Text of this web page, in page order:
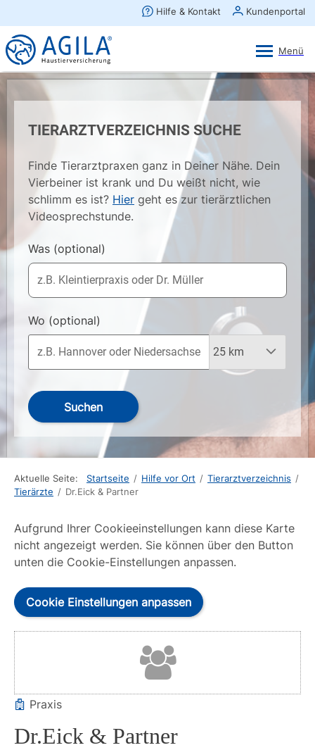
TIERARZTVERZEICHNIS SUCHE
Finde Tierarztpraxen ganz in Deiner Nähe. Dein
Vierbeiner ist krank und Du weißt nicht, wie
schlimm es ist? Hier geht es zur tierärztlichen
Videosprechstunde.
Was (optional)
Wo (optional)
Suchen
Aktuelle Seite: Startseite / Hilfe vor Ort / Tierarztverzeichnis /
Tierärzte / Dr.Eick & Partner
Aufgrund Ihrer Cookieeinstellungen kann diese Karte
nicht angezeigt werden. Sie können über den Button
unten die Cookie-Einstellungen anpassen.
Cookie Einstellungen anpassen
Praxis
Dr.Eick & Partner
×
AGILA Kunden-App
Gratis - Im Play Store laden
Ansehen